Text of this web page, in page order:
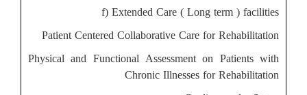
f) Extended Care ( Long term ) facilities
Patient Centered Collaborative Care for Rehabilitation
Physical and Functional Assessment on Patients with
Chronic Illnesses for Rehabilitation